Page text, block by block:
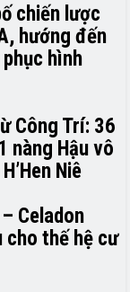
chiến lược
hướng đến
hình
Công Trí: 36
nàng Hậu vô
Niê
Celadon
cho thế hệ cư